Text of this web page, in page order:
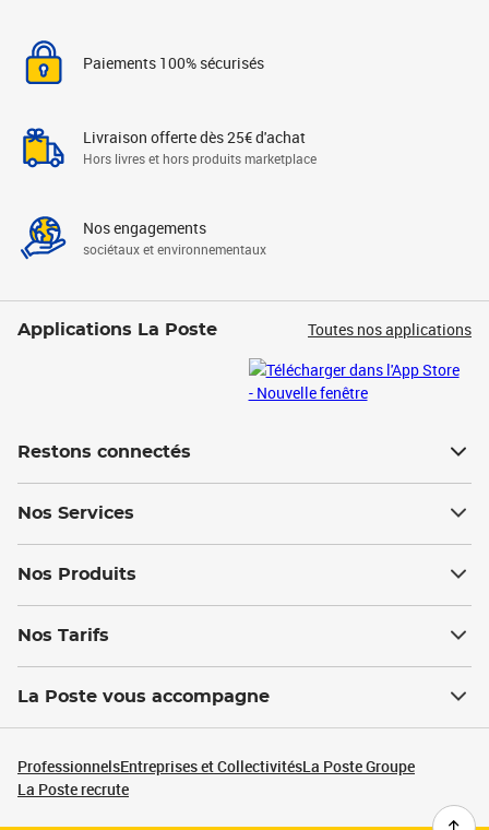
Paiements 100% sécurisés
Livraison offerte dès 25€ d'achat
Hors livres et hors produits marketplace
Nos engagements
sociétaux et environnementaux
Applications La Poste Toutes nos applications
Restons connectés
Nos Services
Nos Produits
Nos Tarifs
La Poste vous accompagne
ProfessionnelsEntreprises et CollectivitésLa Poste Groupe
La Poste recrute